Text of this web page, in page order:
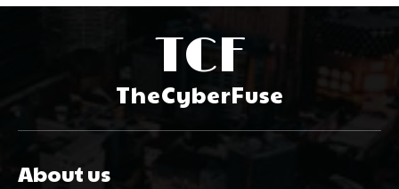
TCF
TheCyberFuse
About us